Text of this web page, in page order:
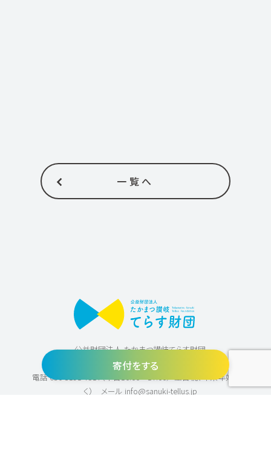
寄付をする
一覧へ
公益財団法人 たかまつ讃岐てらす財団
〒760-0017 香川県高松市番町1丁目5-1 四番丁スクエア内
電話080-8191-7517（平日10:00〜17:00／土日祝、年末年始を除
く）
メール info@sanuki-tellus.jp